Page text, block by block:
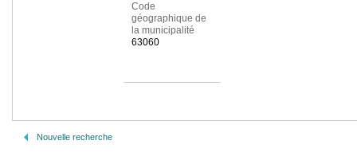
Code
géographique de
la municipalité
63060
Nouvelle recherche